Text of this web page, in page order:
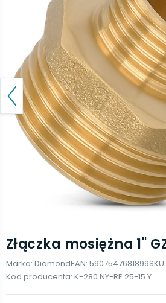
Złączka mosiężna 1''
Marka: DiamondEAN: 5907547681899SKU:
Kod producenta: K-280.NY-RE.25-15.Y.